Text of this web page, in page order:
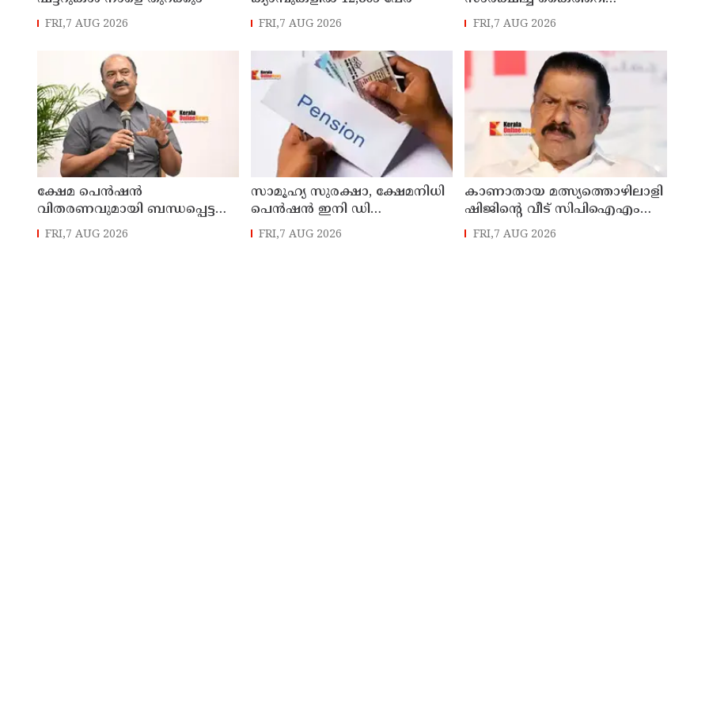
FRI,7 AUG 2026 FRI,7 AUG 2026
മേഖലയുടെ
സാധ്യമാക്കും: ഡെപ്യൂട്ടി
സ്പീക്കർ ഷാനിമോൾ ഉസ്മാൻ
FRI,7 AUG 2026
ക്ഷേമ പെൻഷൻ
വിതരണവുമായി ബന്ധപ്പെട്ട
പുതിയ ഉത്തരവ്
ലക്ഷക്കണക്കിന്
FRI,7 AUG 2026
സാമൂഹ്യ സുരക്ഷാ, ക്ഷേമനിധി
പെൻഷൻ ഇനി ഡി
ബിടിയിലൂടെ നൽകും
FRI,7 AUG 2026
കാണാതായ മത്സ്യത്തൊഴിലാളി
ഷിജിന്റെ വീട് സിപിഐഎം
സംസ്ഥാന സെക്രട്ടറി എം.വി.
ഗോവിന്ദൻ സന്ദർശിച്ചു
FRI,7 AUG 2026